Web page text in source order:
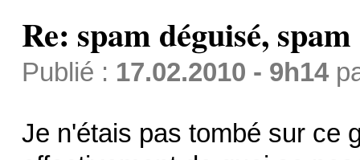
Re: spam déguisé,
Publié : 17.02.2010 - 9h14
Je n'étais pas tombé sur ce